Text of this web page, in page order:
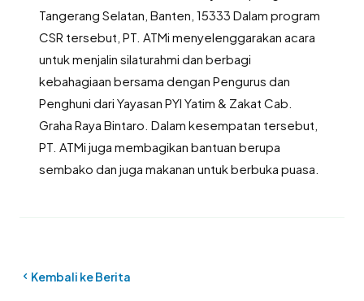
Tangerang Selatan, Banten, 15333 Dalam program
CSR tersebut, PT. ATMi menyelenggarakan acara
untuk menjalin silaturahmi dan berbagi
kebahagiaan bersama dengan Pengurus dan
Penghuni dari Yayasan PYI Yatim & Zakat Cab.
Graha Raya Bintaro. Dalam kesempatan tersebut,
PT. ATMi juga membagikan bantuan berupa
sembako dan juga makanan untuk berbuka puasa.
Kembali ke Berita